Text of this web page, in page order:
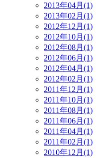
2013年04月(1)
2013年02月(1)
2012年12月(1)
2012年10月(1)
2012年08月(1)
2012年06月(1)
2012年04月(1)
2012年02月(1)
2011年12月(1)
2011年10月(1)
2011年08月(1)
2011年06月(1)
2011年04月(1)
2011年02月(1)
2010年12月(1)